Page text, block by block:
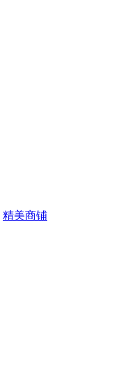
精美商铺